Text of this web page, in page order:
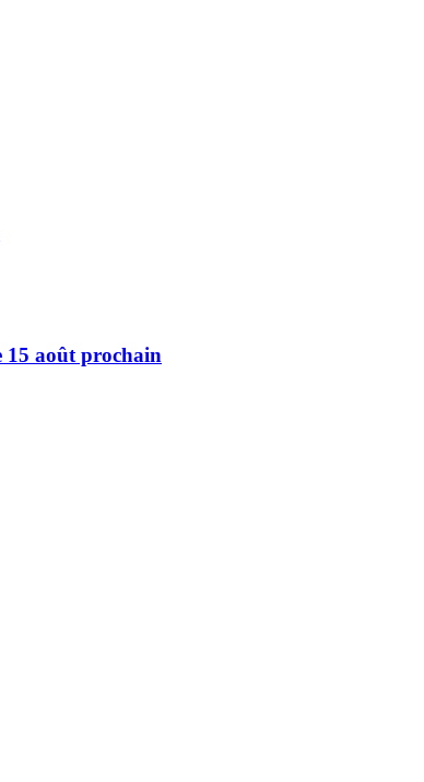
15 août prochain